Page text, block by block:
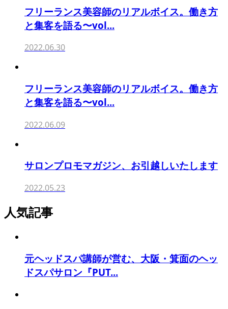
フリーランス美容師のリアルボイス。働き方
と集客を語る〜vol...
2022.06.30
フリーランス美容師のリアルボイス。働き方
と集客を語る〜vol...
2022.06.09
サロンプロモマガジン、お引越しいたします
2022.05.23
人気記事
元ヘッドスパ講師が営む、大阪・箕面のヘッ
ドスパサロン『PUT...